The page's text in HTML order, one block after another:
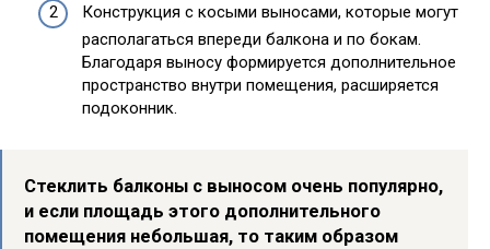
Конструкция с косыми выносами, которые могут
располагаться впереди балкона и по бокам.
Благодаря выносу формируется дополнительное
пространство внутри помещения, расширяется
подоконник.
Стеклить балконы с выносом очень популярно,
и если площадь этого дополнительного
помещения небольшая, то таким образом